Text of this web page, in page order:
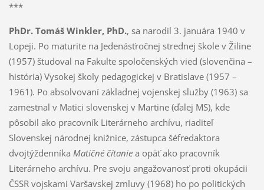
***
PhDr. Tomáš Winkler, PhD., sa narodil 3. januára 1940 v
Lopeji. Po maturite na Jedenásťročnej strednej škole v Žiline
(1957) študoval na Fakulte spoločenských vied (slovenčina –
história) Vysokej školy pedagogickej v Bratislave (1957 –
1961). Po absolvovaní základnej vojenskej služby (1963) sa
zamestnal v Matici slovenskej v Martine (ďalej MS), kde
pôsobil ako pracovník Literárneho archívu, riaditeľ
Slovenskej národnej knižnice, zástupca šéfredaktora
dvojtýždenníka Matičné čítanie a opäť ako pracovník
Literárneho archívu. Pre svoju angažovanosť proti okupácii
ČSSR vojskami Varšavskej zmluvy (1968) ho po politických